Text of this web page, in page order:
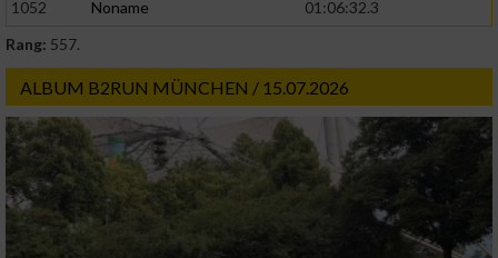
1052
Noname
01:06:32.3
Rang: 557.
ALBUM B2RUN MÜNCHEN / 15.07.2026